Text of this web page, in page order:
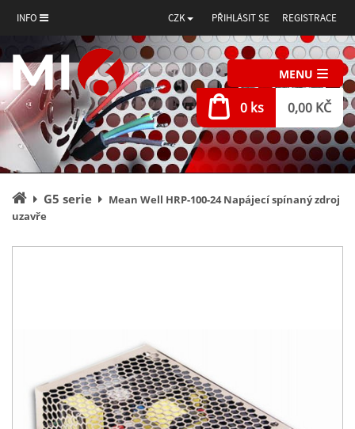
INFO CZK PŘIHLÁSIT SE REGISTRACE
MENU
0 ks 0,00 KČ
Úvodní
stránka
G5 serie
Mean Well HRP-100-24 Napájecí spínaný zdroj
uzavře